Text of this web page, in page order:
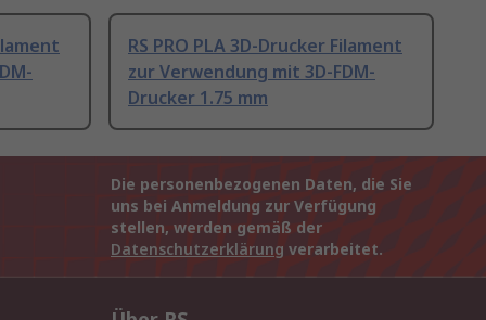
RS PRO PLA 3D-Drucker Filament
zur Verwendung mit 3D-FDM-
Drucker 1.75 mm
Die personenbezogenen Daten, die Sie
uns bei Anmeldung zur Verfügung
stellen, werden gemäß der
Datenschutzerklärung verarbeitet.